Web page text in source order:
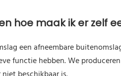
hoe maak ik er zelf
een afneembare
functie hebben. We